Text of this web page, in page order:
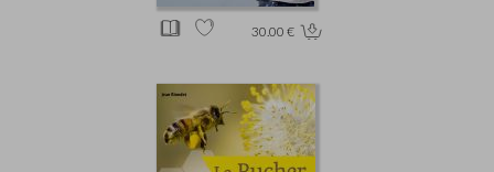
30.00 €